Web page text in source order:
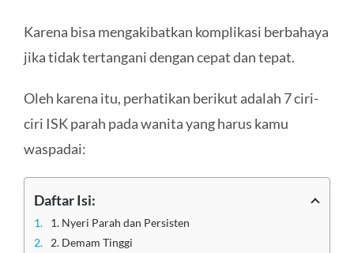
Karena bisa mengakibatkan komplikasi berbahaya
jika tidak tertangani dengan cepat dan tepat.
Oleh karena itu, perhatikan berikut adalah 7 ciri-
ciri ISK parah pada wanita yang harus kamu
waspadai:
Daftar Isi:
1. Nyeri Parah dan Persisten
2. Demam Tinggi